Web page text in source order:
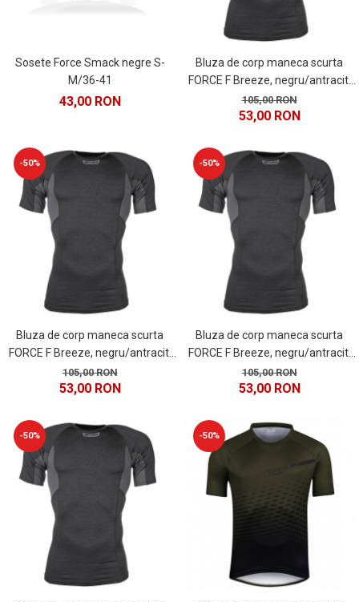
Sosete Force Smack negre S-
M/36-41
43,00 RON
Bluza de corp maneca scurta
FORCE F Breeze, negru/antracit,
marime 3XL
105,00 RON
53,00 RON
-50%
Bluza de corp maneca scurta
FORCE F Breeze, negru/antracit,
marime S
105,00 RON
53,00 RON
-50%
Bluza de corp maneca scurta
FORCE F Breeze, negru/antracit,
marime L
105,00 RON
53,00 RON
-50% -50%